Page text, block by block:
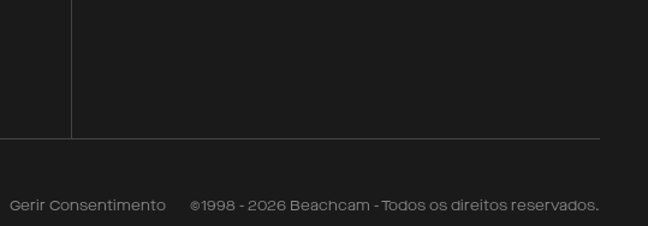
Gerir Consentimento ©1998 - 2026 Beachcam - Todos os direitos reservados.